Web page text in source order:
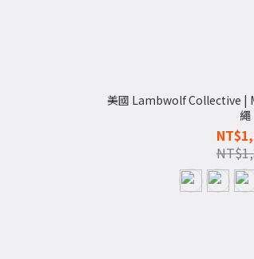
美國 Lambwolf Collective |
繩